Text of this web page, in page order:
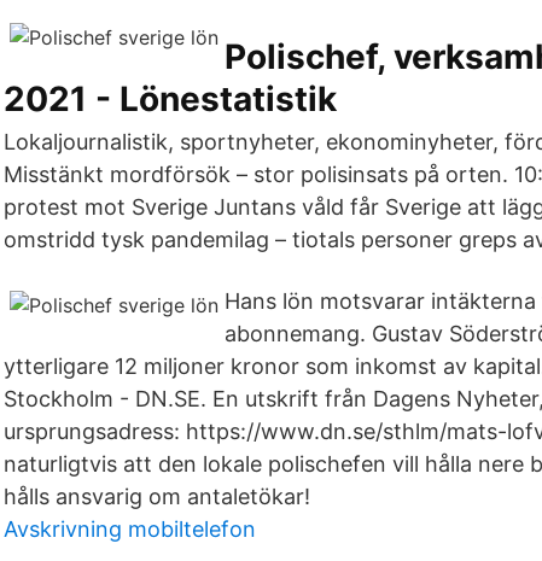
Polischef,
2021 - Lönestatistik
Lokaljournalistik, sportnyheter, ekonominyheter,
Misstänkt mordförsök – stor polisinsats på orten.
protest mot Sverige Juntans våld får Sverige att
omstridd tysk pandemilag – tiotals personer greps
Hans lön motsvarar
abonnemang. Gustav
ytterligare 12 miljoner kronor som inkomst av
Stockholm - DN.SE. En utskrift från Dagens
ursprungsadress: https://www.dn.se/sthlm/mats-
naturligtvis att den lokale polischefen vill hålla nere
hålls ansvarig om antaletökar!
Avskrivning mobiltelefon